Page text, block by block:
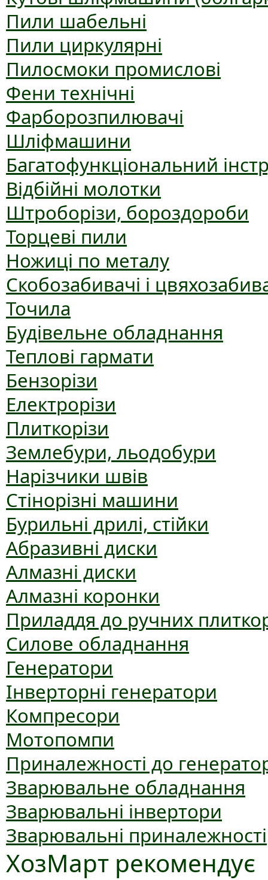
Пили шабельні
Пили циркулярні
Пилосмоки промислові
Фени технічні
Фарборозпилювачі
Шліфмашини
Багатофункціональний
Відбійні молотки
Штроборізи, бороздороби
Торцеві пили
Ножиці по металу
Скобозабивачі і
Точила
Будівельне обладнання
Теплові гармати
Бензорізи
Електрорізи
Плиткорізи
Землебури, льодобури
Нарізчики швів
Стінорізні машини
Бурильні дрилі, стійки
Абразивні диски
Алмазні диски
Алмазні коронки
Приладдя до ручних
Силове обладнання
Генератори
Інверторні генератори
Компресори
Мотопомпи
Приналежності до
Зварювальне обладнання
Зварювальні інвертори
Зварювальні приналежності
ХозМарт рекомендує